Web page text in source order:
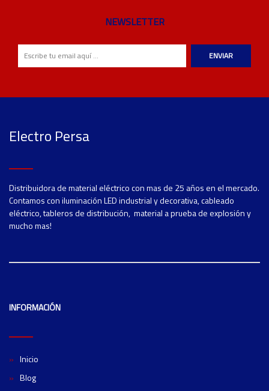
NEWSLETTER
ENVIAR
Electro Persa
Distribuidora de material eléctrico con mas de 25 años en el mercado.
Contamos con iluminación LED industrial y decorativa, cableado
eléctrico, tableros de distribución, material a prueba de explosión y
mucho mas!
INFORMACIÓN
Inicio
Blog